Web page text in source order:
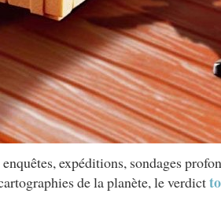
expéditions, sondages
de la planète, le verdict